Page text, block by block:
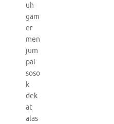
uh
gam
er
men
jum
pai
soso
k
dek
at
alas